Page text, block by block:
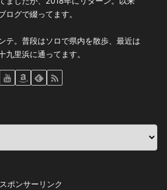
ログで綴ってます。
テ。普段はソロで県内を散歩、最近は
九里浜に通ってます。
スポンサーリンク